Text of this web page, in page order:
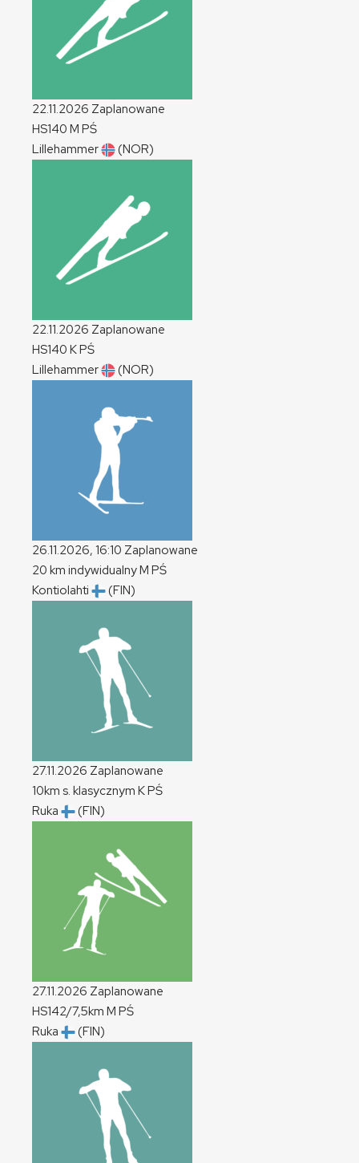
22.11.2026 Zaplanowane
HS140 M PŚ
Lillehammer
(NOR)
22.11.2026 Zaplanowane
HS140 KPŚ
Lillehammer
(NOR)
26.11.2026, 16:10 Zaplanowane
20 km indywidualnyM PŚ
Kontiolahti
(FIN)
27.11.2026 Zaplanowane
10km s. klasycznym KPŚ
Ruka
(FIN)
27.11.2026 Zaplanowane
HS142/7,5km M PŚ
Ruka
(FIN)